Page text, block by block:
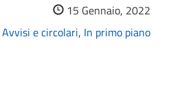
15 Gennaio, 2022
Avvisi e circolari, In primo piano